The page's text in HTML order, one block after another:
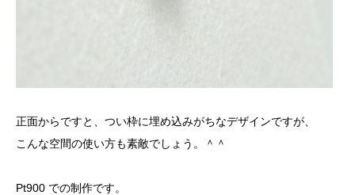
正面からですと、つい枠に埋め込みがちなデザインですが、
こんな空間の使い方も素敵でしょう。＾＾
Pt900 での制作です。